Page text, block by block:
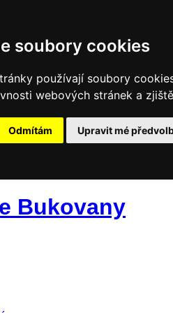
soubory cookies
používají soubory
webových stránek a
Odmítám Upravit mé